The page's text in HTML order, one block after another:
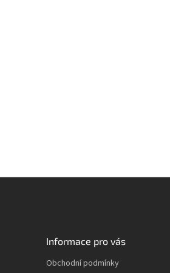
Informace pro vás
Obchodní podmínky